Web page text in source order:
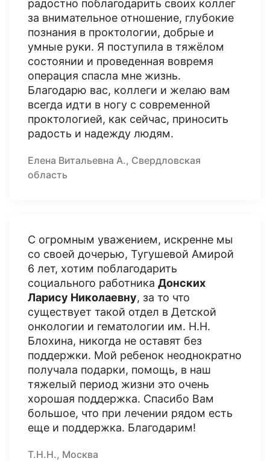
радостно поблагодарить своих коллег
за внимательное отношение, глубокие
познания в проктологии, добрые и
умные руки. Я поступила в тяжёлом
состоянии и проведенная вовремя
операция спасла мне жизнь.
Благодарю вас, коллеги и желаю вам
всегда идти в ногу с современной
проктологией, как сейчас, приносить
радость и надежду людям.
Елена Витальевна А., Свердловская
область
С огромным уважением, искренне мы
со своей дочерью, Тугушевой Амирой
6 лет, хотим поблагодарить
социального работника Донских
Ларису Николаевну, за то что
существует такой отдел в Детской
онкологии и гематологии им. Н.Н.
Блохина, никогда не оставят без
поддержки. Мой ребенок неоднократно
получала подарки, помощь, в наш
тяжелый период жизни это очень
хорошая поддержка. Спасибо Вам
большое, что при лечении рядом есть
еще и поддержка. Благодарим!
Т.Н.Н., Москва